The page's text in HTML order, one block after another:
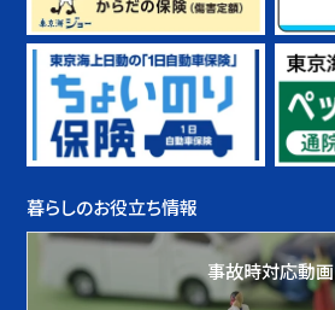
暮らしのお役立ち情報
事故時対応動画